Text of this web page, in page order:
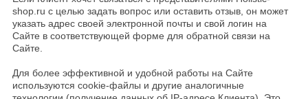
shop.ru с целью задать вопрос или оставить отзыв, он может
указать адрес своей электронной почты и свой логин на
Сайте в соответствующей форме для обратной связи на
Сайте.
Для более эффективной и удобной работы на Сайте
используются cookie-файлы и другие аналогичные